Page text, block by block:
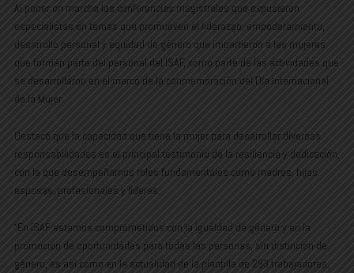
Al poner en marcha las conferencias magistrales que expusieron
especialistas en temas que promueven el liderazgo, empoderamiento,
desarrollo personal y equidad de género que impartieron a las mujeres
que forman parte del personal del ISAF, como parte de las actividades que
se desarrollaron en el marco de la conmemoración del Día Internacional
de la Mujer.
Destacó que la capacidad que tiene la mujer para desarrollar diversas
responsabilidades es el principal testimonio de la resiliencia y dedicación,
con la que desempeñamos roles fundamentales como madres, hijas,
esposas, profesionales y líderes.
“En ISAF estamos comprometidos con la igualdad de género y en la
promoción de oportunidades para todas las personas, sin distinción de
género, es así como en la actualidad de la plantilla de 293 trabajadores,